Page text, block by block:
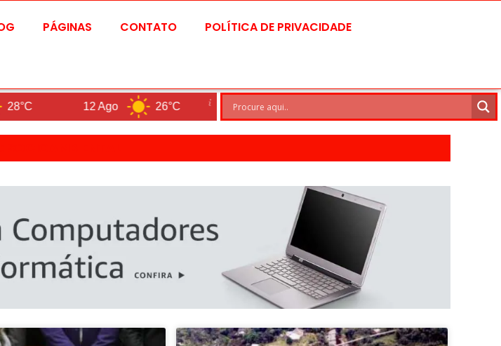
PÁGINAS CONTATO POLÍTICA DE PRIVACIDADE
12 Ago 26°C Brasilia 7